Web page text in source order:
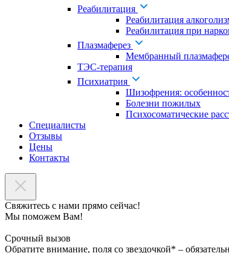
Реабилитация
Реабилитация
Реабилитация при
Плазмаферез
Мембранный
ТЭС-терапия
Психиатрия
Шизофрения:
Болезни пожилых
Психосоматические
Специалисты
Отзывы
Цены
Контакты
Свяжитесь с нами прямо сейчас!
Мы поможем Вам!
Срочный вызов
Обратите внимание, поля со звездочкой* –